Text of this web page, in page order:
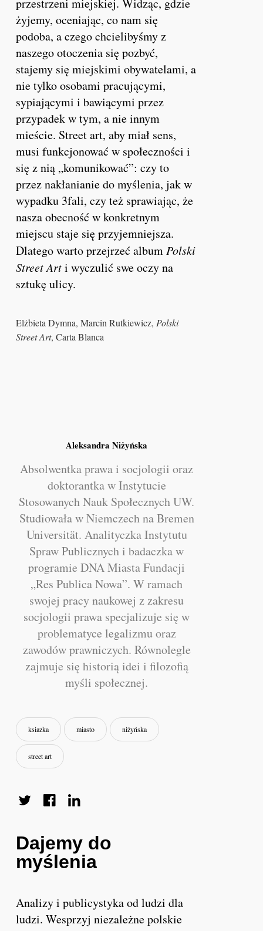
żyjemy, oceniając, co nam się
podoba, a czego chcielibyśmy z
naszego otoczenia się pozbyć,
stajemy się miejskimi obywatelami, a
nie tylko osobami pracującymi,
sypiającymi i bawiącymi przez
przypadek w tym, a nie innym
mieście. Street art, aby miał sens,
musi funkcjonować w społeczności i
się z nią „komunikować”: czy to
przez nakłanianie do myślenia, jak w
wypadku 3fali, czy też sprawiając, że
nasza obecność w konkretnym
miejscu staje się przyjemniejsza.
Dlatego warto przejrzeć albumPolski
Street Arti wyczulić swe oczy na
sztukę ulicy.
Elżbieta Dymna, Marcin Rutkiewicz, Polski
Street Art, Carta Blanca
Aleksandra Niżyńska
Absolwentka prawa i socjologii oraz
doktorantka w Instytucie
Stosowanych Nauk Społecznych UW.
Studiowała w Niemczech na Bremen
Universität. Analityczka Instytutu
Spraw Publicznych i badaczka w
programie DNA Miasta Fundacji
„Res Publica Nowa”. W ramach
swojej pracy naukowej z zakresu
socjologii prawa specjalizuje się w
problematyce legalizmu oraz
zawodów prawniczych. Równolegle
zajmuje się historią idei i filozofią
myśli społecznej.
ksiazka miasto niżyńska
street art
Dajemy do
myślenia
Analizy i publicystyka od ludzi dla
ludzi. Wesprzyj niezależne polskie